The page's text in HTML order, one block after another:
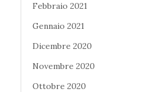
Febbraio 2021
Gennaio 2021
Dicembre 2020
Novembre 2020
Ottobre 2020